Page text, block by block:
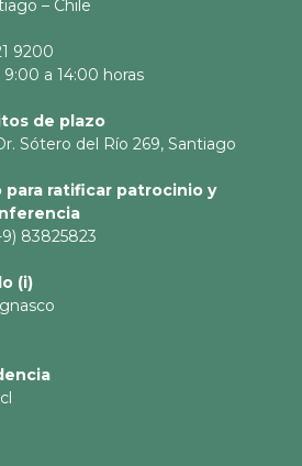
– Chile
9200
9:00 a 14:00 horas
de plazo
Sótero del Río 269, Santiago
ratificar patrocinio y
9) 83825823
(i)